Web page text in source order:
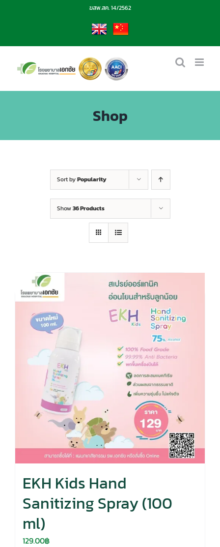
ฆสพ.สค. 14/2562
EN CN
Shop
Sort byPopularity
Show36 Products
EKH Kids Hand
Sanitizing Spray (100
ml)
129.00฿